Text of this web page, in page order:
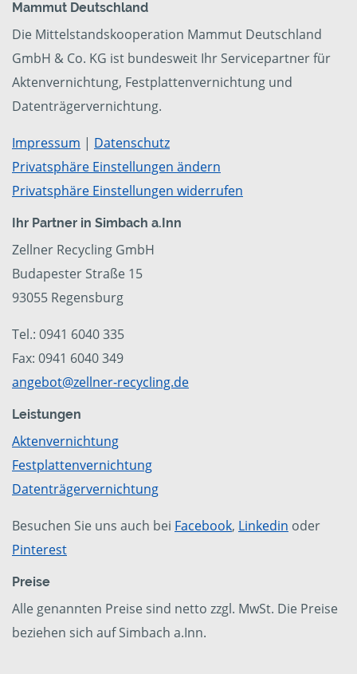
Mammut Deutschland
Die Mittelstandskooperation Mammut Deutschland
GmbH & Co. KG ist bundesweit Ihr Servicepartner für
Aktenvernichtung, Festplattenvernichtung und
Datenträgervernichtung.
Impressum | Datenschutz
Privatsphäre Einstellungen ändern
Privatsphäre Einstellungen widerrufen
Ihr Partner in Simbach a.Inn
Zellner Recycling GmbH
Budapester Straße 15
93055 Regensburg
Tel.: 0941 6040 335
Fax: 0941 6040 349
angebot@zellner-recycling.de
Leistungen
Aktenvernichtung
Festplattenvernichtung
Datenträgervernichtung
Besuchen Sie uns auch bei Facebook, Linkedin oder
Pinterest
Preise
Alle genannten Preise sind netto zzgl. MwSt. Die Preise
beziehen sich auf Simbach a.Inn.